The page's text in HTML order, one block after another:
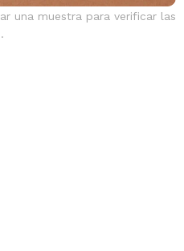
una muestra para verificar las